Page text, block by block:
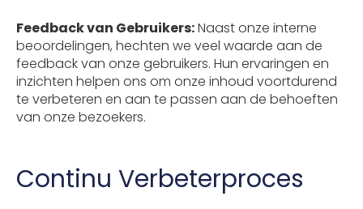
Feedback van Gebruikers:Naast onze interne
beoordelingen, hechten we veel waarde aan de
feedback van onze gebruikers. Hun ervaringen en
inzichten helpen ons om onze inhoud voortdurend
te verbeteren en aan te passen aan de behoeften
van onze bezoekers.
Continu Verbeterproces